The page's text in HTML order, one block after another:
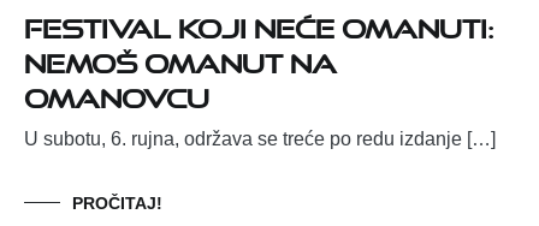
Festival koji neće omanuti:
Nemoš omanut na
Omanovcu
U subotu, 6. rujna, održava se treće po redu izdanje […]
PROČITAJ!